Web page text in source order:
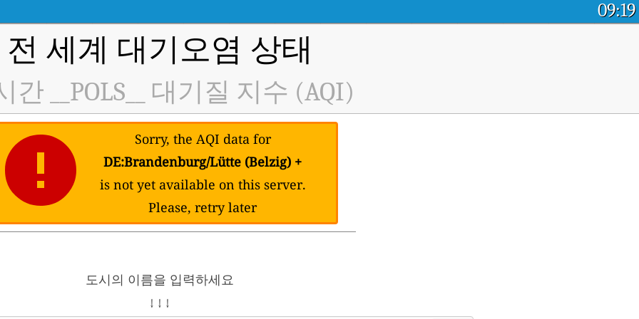
09:19
전 세계 대기오염 상태
간 __POLS__ 대기질 지수 (AQI)
Sorry, the AQI data for
DE:Brandenburg/Lütte (Belzig) +
is not yet available on this server.
Please, retry later
도시의 이름을 입력하세요
↓ ↓ ↓